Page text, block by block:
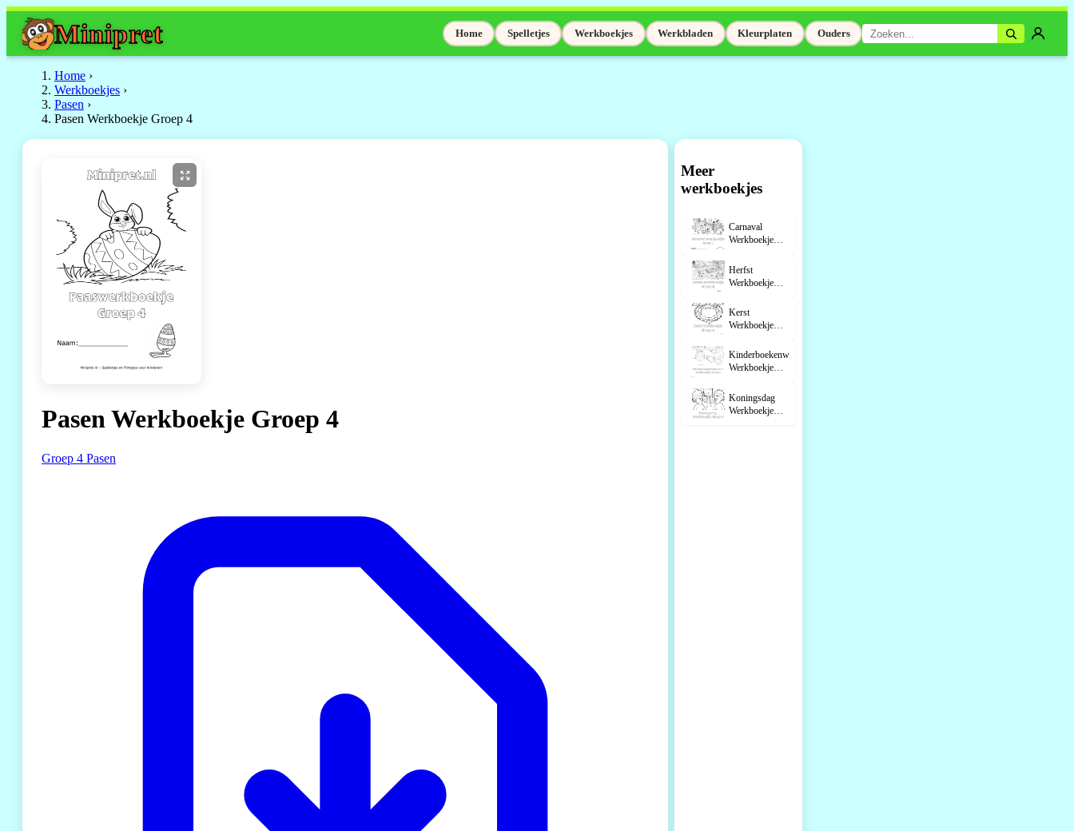
Minipret Home Spelletjes Werkboekjes Werkbladen Kleurplaten Ouders
Home ›
Werkboekjes ›
Pasen ›
Pasen Werkboekje Groep 4
Pasen Werkboekje Groep 4
Groep 4 Pasen
Meer
werkboekjes
Carnaval
Werkboekje
Herfst
Werkboekje
Kerst
Werkboekje
Kinderboekenweek
Werkboekje
Koningsdag
Werkboekje